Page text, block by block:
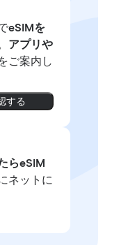
eSIMを
アプリや
ご案内し
する
らeSIM
ネットに